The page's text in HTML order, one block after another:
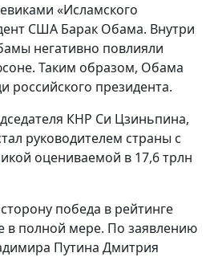
«Исламского
США Барак Обама. Внутри
негативно повлияли
Таким образом, Обама
российского президента.
КНР Си Цзиньпина,
руководителем страны с
оцениваемой в 17,6 трлн
победа в рейтинге
в полной мере. По заявлению
Путина Дмитрия